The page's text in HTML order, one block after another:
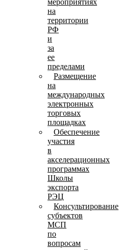
мероприятиях
на
территории
РФ
и
за
ее
пределами
Размещение
на
международных
электронных
торговых
площадках
Обеспечение
участия
в
акселерационных
программах
Школы
экспорта
РЭЦ
Консультирование
субъектов
МСП
по
вопросам